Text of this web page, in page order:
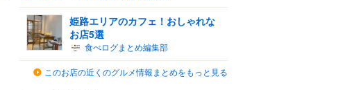
姫路エリアのカフェ！おしゃれな
お店5選
食べログまとめ編集部
このお店の近くのグルメ情報まとめをもっと見る